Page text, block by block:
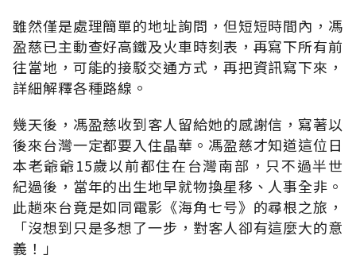
雖然僅是處理簡單的地址詢問，但短短時間內，馮
盈慈已主動查好高鐵及火車時刻表，再寫下所有前
往當地，可能的接駁交通方式，再把資訊寫下來，
詳細解釋各種路線。
幾天後，馮盈慈收到客人留給她的感謝信，寫著以
後來台灣一定都要入住晶華。馮盈慈才知道這位日
本老爺爺15歲以前都住在台灣南部，只不過半世
紀過後，當年的出生地早就物換星移、人事全非。
此趟來台竟是如同電影《海角七号》的尋根之旅，
「沒想到只是多想了一步，對客人卻有這麼大的意
義！」